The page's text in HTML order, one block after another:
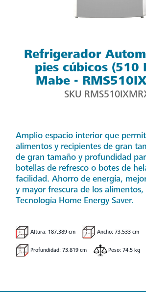
Refrigerador
pies cúbicos (510
Mabe -
SKU
Amplio espacio interior que
alimentos y recipientes de gran
de gran tamaño y profundidad
botellas de refresco o botes de
facilidad. Ahorro de energía,
y mayor frescura de los alimentos,
Tecnología Home Energy Saver.
Altura: 187.389 cm Ancho: 73.533 cm
Profundidad: 73.819 cm Peso: 74.5 kg